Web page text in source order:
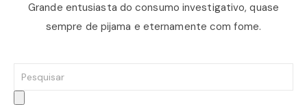
Grande entusiasta do consumo investigativo, quase
sempre de pijama e eternamente com fome.